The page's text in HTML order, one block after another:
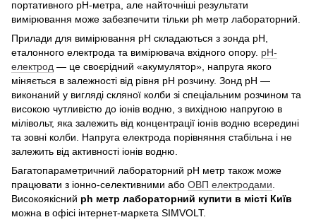
портативного рН-метра, але найточніші результати
вимірювання може забезпечити тільки ph метр лабораторний.
Прилади для вимірювання рН складаються з зонда рН,
еталонного електрода та вимірювача вхідного опору. рН-
електрод — це своєрідний «акумулятор», напруга якого
міняється в залежності від рівня рН розчину. Зонд рН —
виконаний у вигляді скляної колби зі спеціальним розчином та
високою чутливістю до іонів водню, з вихідною напругою в
мілівольт, яка залежить від концентрації іонів водню всередині
та зовні колби. Напруга електрода порівняння стабільна і не
залежить від активності іонів водню.
Багатопараметричний лабораторний рН метр також може
працювати з іонно-селективними або ОВП електродами.
Високоякісний ph метр лабораторний купити в місті Київ
можна в офісі інтернет-маркета SIMVOLT.